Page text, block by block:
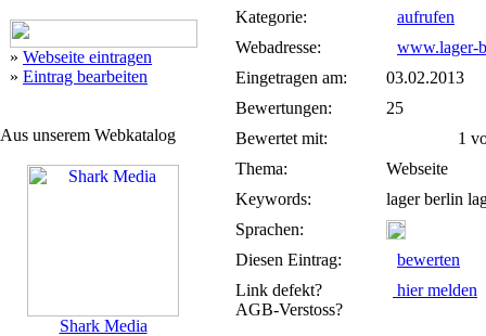
» Webseite eintragen
» Eintrag bearbeiten
Aus unserem Webkatalog
Shark Media
Kategorie:
aufrufen
Webadresse:
www.lager-
Eingetragen am:
03.02.2013
Bewertungen:
25
Bewertet mit:
1
Thema:
Webseite
Keywords:
lager berlin
Sprachen:
Diesen Eintrag:
bewerten
Link defekt?
AGB-Verstoss?
hier melden